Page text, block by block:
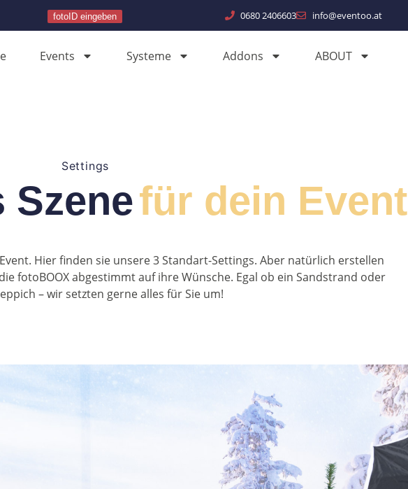
fotoID eingeben 0680 2406603 info@eventoo.at
Events Systeme Addons ABOUT
Settings
für dein Event
Hier finden sie unsere 3 Standart-Settings. Aber natürlich erstellen
fotoBOOX abgestimmt auf ihre Wünsche. Egal ob ein Sandstrand oder
– wir setzten gerne alles für Sie um!